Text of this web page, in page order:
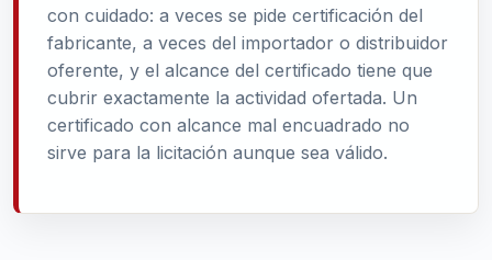
con cuidado: a veces se pide certificación del
fabricante, a veces del importador o distribuidor
oferente, y el alcance del certificado tiene que
cubrir exactamente la actividad ofertada. Un
certificado con alcance mal encuadrado no
sirve para la licitación aunque sea válido.